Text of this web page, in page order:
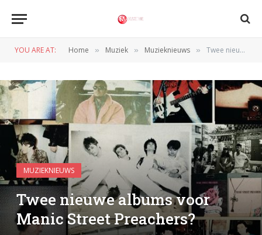
YOU ARE AT: Home » Muziek » Muzieknieuws » Twee nieuwe albums voor Manic Street Preachers?
MUZIEKNIEUWS
Twee nieuwe albums voor
Manic Street Preachers?